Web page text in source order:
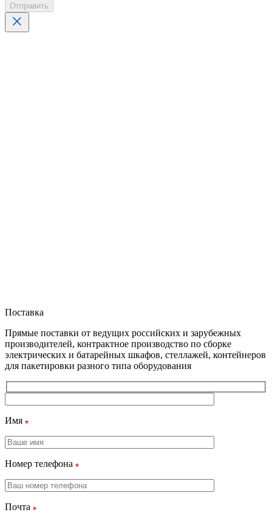
Отправить
Поставка
Прямые поставки от ведущих российских и зарубежных
производителей, контрактное производство по сборке
электрических и батарейных шкафов, стеллажей, контейнеров
для пакетировки разного типа оборудования
Имя
Номер телефона
Почта